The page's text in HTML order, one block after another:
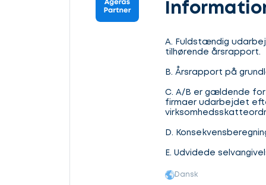
A. Fuldstændig
tilhørende årsrapport.
B. Årsrapport på
C. A/B er gældende
firmaer udarbejdet
D.
E. Udvidede
Dansk